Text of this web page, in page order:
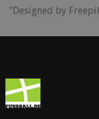
"Designed by